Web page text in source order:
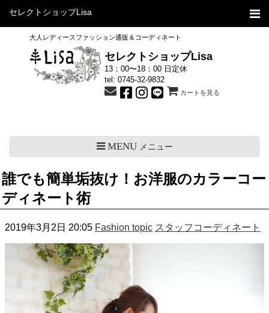
セレクトショップLisa
大人レディースファッション通販＆コーディネート
セレクトショップLisa
13：00〜18：00 日定休
tel: 0745-32-9832
カートを見る
MENUメニュー
誰でも簡単垢抜け！お洋服のカラーコー
ディネート術
2019年3月2日 20:05 Fashion topic スタッフコーディネート